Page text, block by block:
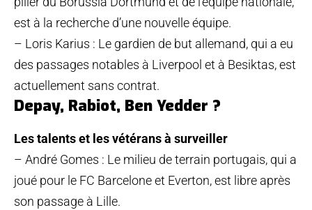
est à la recherche d’une nouvelle équipe.
– Loris Karius : Le gardien de but allemand, qui a eu
des passages notables à Liverpool et à Besiktas, est
actuellement sans contrat.
Depay, Rabiot, Ben Yedder ?
Les talents et les vétérans à surveiller
– André Gomes : Le milieu de terrain portugais, qui a
joué pour le FC Barcelone et Everton, est libre après
son passage à Lille.